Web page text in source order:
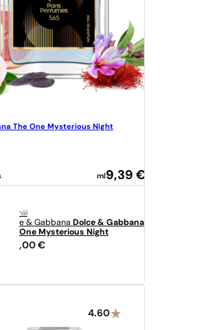
The One Mysterious Night
ml 9,39 €
originál
Dolce & Gabbana Dolce & Gabbana
The One Mysterious Night
282,00 €
4.60